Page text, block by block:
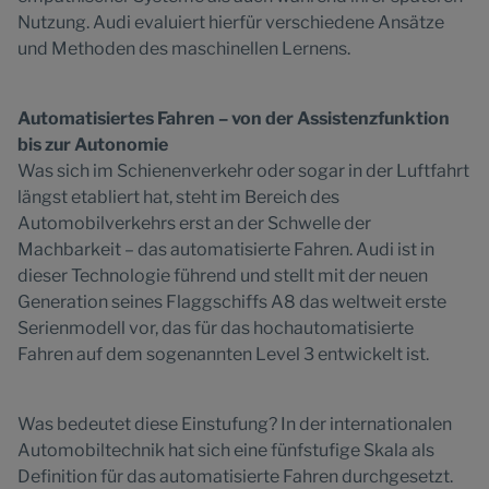
Nutzung. Audi evaluiert hierfür verschiedene Ansätze
und Methoden des maschinellen Lernens.
Automatisiertes Fahren – von der Assistenzfunktion
bis zur Autonomie
Was sich im Schienenverkehr oder sogar in der Luftfahrt
längst etabliert hat, steht im Bereich des
Automobilverkehrs erst an der Schwelle der
Machbarkeit – das automatisierte Fahren. Audi ist in
dieser Technologie führend und stellt mit der neuen
Generation seines Flaggschiffs A8 das weltweit erste
Serienmodell vor, das für das hochautomatisierte
Fahren auf dem sogenannten Level 3 entwickelt ist.
Was bedeutet diese Einstufung? In der internationalen
Automobiltechnik hat sich eine fünfstufige Skala als
Definition für das automatisierte Fahren durchgesetzt.